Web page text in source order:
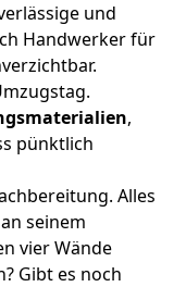
und
Handwerker für
,
pünktlich
Alles
seinem
vier Wände
Gibt es noch